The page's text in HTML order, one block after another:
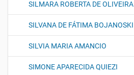
SILMARA ROBERTA DE OLIVEIRA
SILVANA DE FÁTIMA BOJANOSKI
SILVIA MARIA AMANCIO
SIMONE APARECIDA QUIEZI